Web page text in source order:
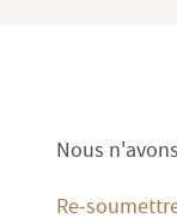
Terrasse
Nous
Re-